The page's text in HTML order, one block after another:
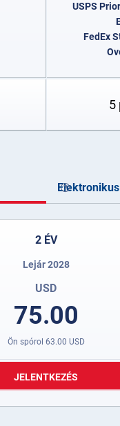
USPS
FedEx
5
2 ÉV
Lejár 2028
USD
75.00
Ön spórol 63.00 USD
JELENTKEZÉS